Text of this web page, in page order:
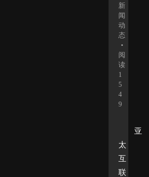
新
闻
动
态
•
阅
读
1
5
4
9
亚
太
互
联